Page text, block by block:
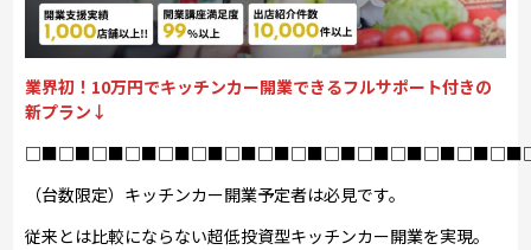
業界初！10万円でキッチンカー開業できるフルサポート付きの
新プラン↓
（台数限定）キッチンカー開業予定者は必見です。
従来とは比較にならない超低投資型キッチンカー開業を実現。